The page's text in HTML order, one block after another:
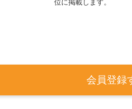
位に掲載します。
会員登録